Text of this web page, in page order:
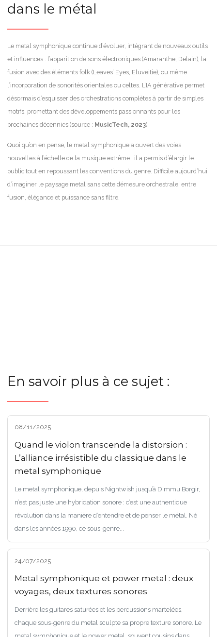
dans le métal
Le metal symphonique continue d’évoluer, intégrant de nouveaux outils
et influences : l’apparition de sons électroniques (Amaranthe, Delain), la
fusion avec des éléments folk (Leaves’ Eyes, Eluveitie), ou même
l’incorporation de sonorités orientales ou celtes. L’IA générative permet
désormais d’esquisser des orchestrations complètes à partir de simples
motifs, promettant des développements passionnants pour les
prochaines décennies (source : MusicTech, 2023).
Quoi qu’on en pense, le metal symphonique a ouvert des voies
nouvelles à l’échelle de la musique extrême : il a permis d’élargir le
public tout en repoussant les conventions du genre. Difficile aujourd’hui
d’imaginer le paysage metal sans cette démesure orchestrale, entre
fusion, élégance et puissance sans filtre.
En savoir plus à ce sujet :
08/11/2025
Quand le violon transcende la distorsion :
L’alliance irrésistible du classique dans le
metal symphonique
Le metal symphonique, depuis Nightwish jusqu’à Dimmu Borgir,
n’est pas juste une hybridation sonore : c’est une authentique
révolution dans la manière d’entendre et de penser le métal. Né
dans les années 1990, ce sous-genre...
24/07/2025
Metal symphonique et power metal : deux
voyages, deux textures sonores
Derrière les guitares saturées et les percussions martelées,
chaque sous-genre du metal sculpte sa propre texture sonore. Le